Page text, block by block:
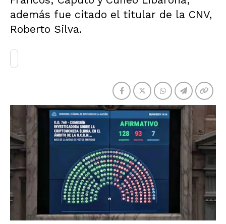
además fue citado el titular de la CNV,
Roberto Silva.